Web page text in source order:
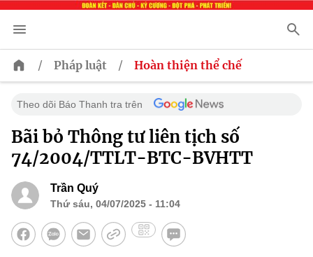
/ Pháp luật / Hoàn thiện thể chế
Theo dõi Báo Thanh tra trên
Bãi bỏ Thông tư liên tịch số
74/2004/TTLT-BTC-BVHTT
Trần Quý
Thứ sáu, 04/07/2025 - 11:04